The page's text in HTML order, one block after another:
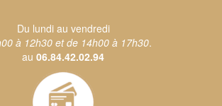
Du lundi au vendredi
à 12h30 et de 14h00 à 17h30.
au 06.84.42.02.94